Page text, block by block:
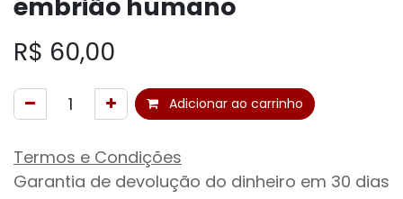
embrião humano
R$ 60,00
Adicionar ao carrinho
Termos e Condições
Garantia de devolução do dinheiro em 30 dias